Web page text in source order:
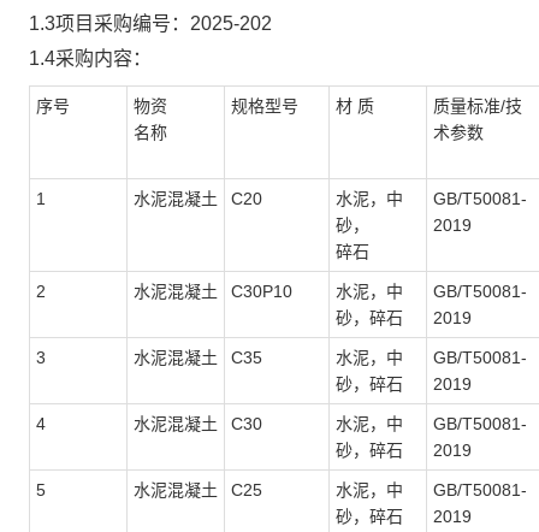
1.3项目采购编号： 2025-202
1.4采购内容：
序号
物资
名称
规格型号 材 质 质量标准/技
术参数
1 水泥混凝土 C20
水泥，中
砂，
碎石
GB/T50081-
2019
2 水泥混凝土 C30P10
水泥，中
砂，碎石
GB/T50081-
2019
3 水泥混凝土 C35
水泥，中
砂，碎石
GB/T50081-
2019
4 水泥混凝土 C30
水泥，中
砂，碎石
GB/T50081-
2019
5 水泥混凝土 C25
水泥，中
砂，碎石
GB/T50081-
2019